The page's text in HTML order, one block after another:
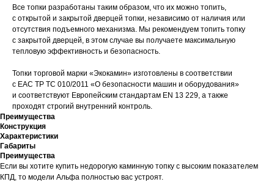
Все топки разработаны таким образом, что их можно топить,
с открытой и закрытой дверцей топки, независимо от наличия или
отсутствия подъемного механизма. Мы рекомендуем топить топку
с закрытой дверцей, в этом случае вы получаете максимальную
тепловую эффективность и безопасность.
Топки торговой марки «Экокамин» изготовлены в соответствии
с ЕАС ТР ТС 010/2011 «О безопасности машин и оборудования»
и соответствуют Европейским стандартам EN 13 229, а также
проходят строгий внутренний контроль.
Преимущества
Конструкция
Характеристики
Габариты
Преимущества
Если вы хотите купить недорогую каминную топку с высоким показателем
КПД, то модели Альфа полностью вас устроят.